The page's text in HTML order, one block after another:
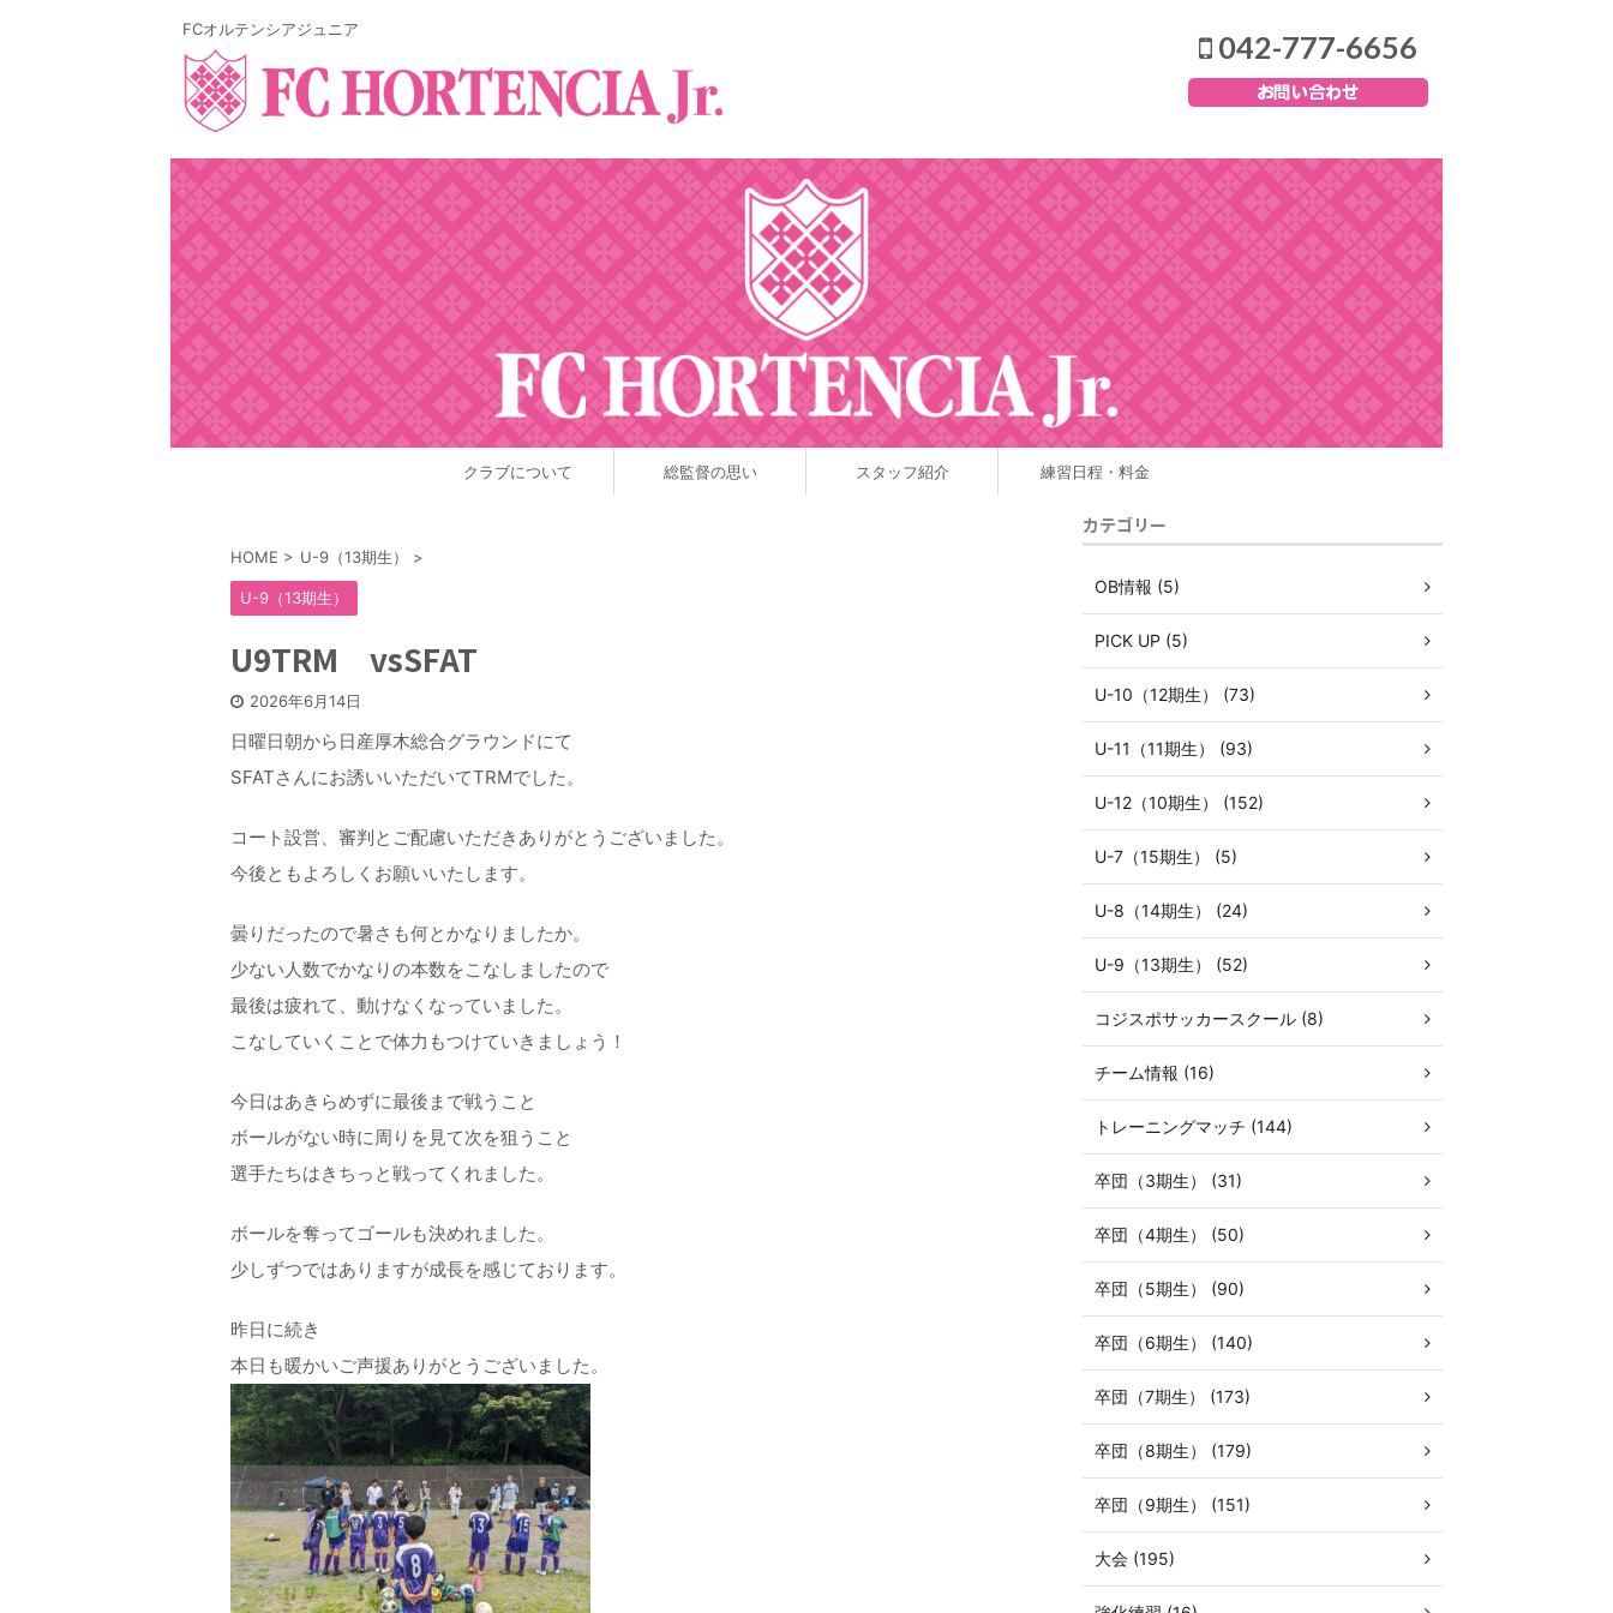
FCオルテンシアジュニア
042-777-6656
クラブについて 総監督の思い スタッフ紹介 練習日程・料金
HOME > U-9（13期生） >
U-9（13期生）
U9TRM vsSFAT
2026年6月14日
日曜日朝から日産厚木総合グラウンドにて
SFATさんにお誘いいただいてTRMでした。
コート設営、審判とご配慮いただきありがとうございました。
今後ともよろしくお願いいたします。
曇りだったので暑さも何とかなりましたか。
少ない人数でかなりの本数をこなしましたので
最後は疲れて、動けなくなっていました。
こなしていくことで体力もつけていきましょう！
今日はあきらめずに最後まで戦うこと
ボールがない時に周りを見て次を狙うこと
選手たちはきちっと戦ってくれました。
ボールを奪ってゴールも決めれました。
少しずつではありますが成長を感じております。
昨日に続き
本日も暖かいご声援ありがとうございました。
カテゴリー
OB情報 (5)
PICK UP (5)
U-10（12期生） (73)
U-11（11期生） (93)
U-12（10期生） (152)
U-7（15期生） (5)
U-8（14期生） (24)
U-9（13期生） (52)
コジスポサッカースクール (8)
チーム情報 (16)
トレーニングマッチ (144)
卒団（3期生） (31)
卒団（4期生） (50)
卒団（5期生） (90)
卒団（6期生） (140)
卒団（7期生） (173)
卒団（8期生） (179)
卒団（9期生） (151)
大会 (195)